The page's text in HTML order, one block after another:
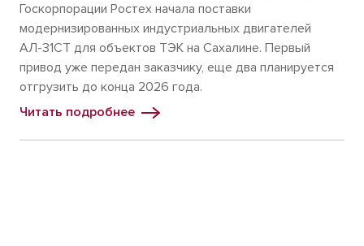
Госкорпорации Ростех начала поставки
модернизированных индустриальных двигателей
АЛ-31СТ для объектов ТЭК на Сахалине. Первый
привод уже передан заказчику, еще два планируется
отгрузить до конца 2026 года.
Читать подробнее